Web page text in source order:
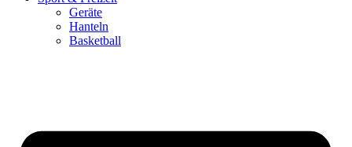
Geräte
Hanteln
Basketball